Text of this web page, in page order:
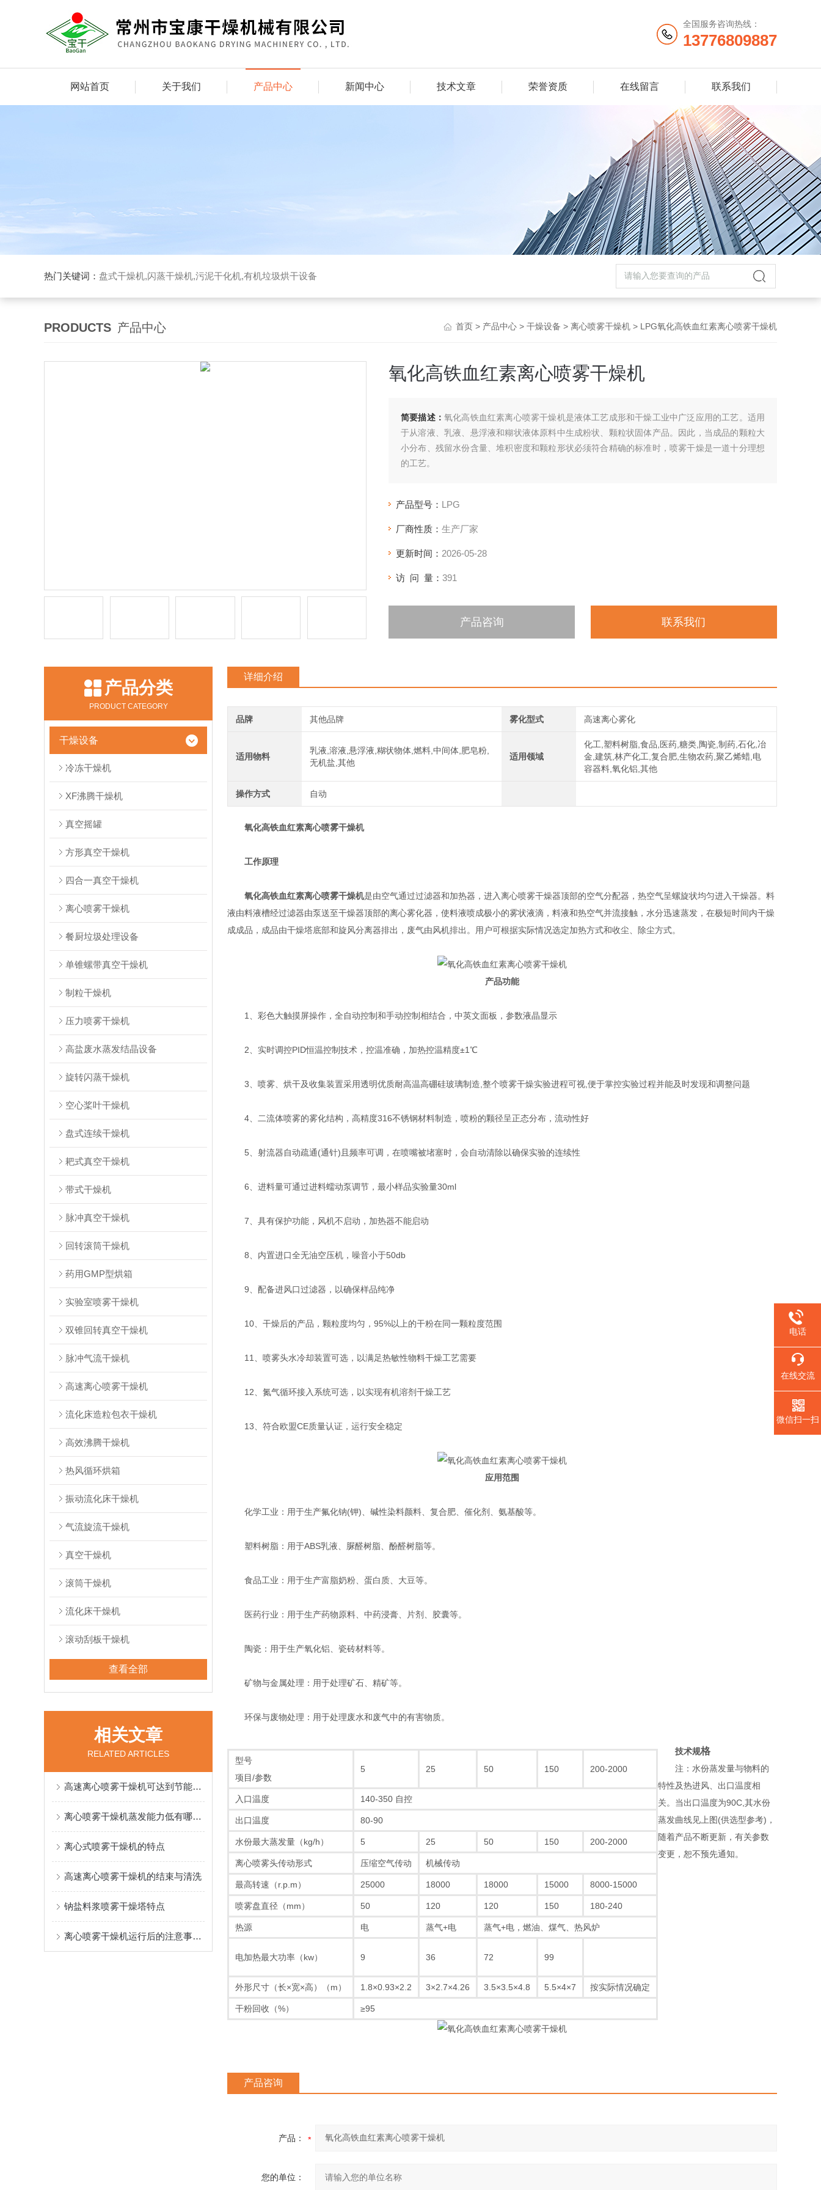
全国服务咨询热线：
13776809887
网站首页 关于我们 产品中心 新闻中心 技术文章 荣誉资质 在线留言 联系我们
热门关键词： 盘式干燥机,闪蒸干燥机,污泥干化机,有机垃圾烘干设备
PRODUCTS 产品中心 首页 > 产品中心 > 干燥设备 > 离心喷雾干燥机 > LPG氧化高铁血红素离心喷雾干燥机
氧化高铁血红素离心喷雾干燥机
简要描述： 氧化高铁血红素离心喷雾干燥机是液体工艺成形和干燥工业中广泛应用的工艺。适用
于从溶液、乳液、悬浮液和糊状液体原料中生成粉状、颗粒状固体产品。因此，当成品的颗粒大
小分布、残留水份含量、堆积密度和颗粒形状必须符合精确的标准时，喷雾干燥是一道十分理想
的工艺。
产品型号： LPG
厂商性质： 生产厂家
更新时间： 2026-05-28
访 问 量： 391
产品咨询 联系我们
产品分类
PRODUCT CATEGORY
干燥设备
冷冻干燥机
XF沸腾干燥机
真空摇罐
方形真空干燥机
四合一真空干燥机
离心喷雾干燥机
餐厨垃圾处理设备
单锥螺带真空干燥机
制粒干燥机
压力喷雾干燥机
高盐废水蒸发结晶设备
旋转闪蒸干燥机
空心桨叶干燥机
盘式连续干燥机
耙式真空干燥机
带式干燥机
脉冲真空干燥机
回转滚筒干燥机
药用GMP型烘箱
实验室喷雾干燥机
双锥回转真空干燥机
脉冲气流干燥机
高速离心喷雾干燥机
流化床造粒包衣干燥机
高效沸腾干燥机
热风循环烘箱
振动流化床干燥机
气流旋流干燥机
真空干燥机
滚筒干燥机
流化床干燥机
滚动刮板干燥机
查看全部
相关文章
RELATED ARTICLES
高速离心喷雾干燥机可达到节能减排的目的
离心喷雾干燥机蒸发能力低有哪些原因
离心式喷雾干燥机的特点
高速离心喷雾干燥机的结束与清洗
钠盐料浆喷雾干燥塔特点
离心喷雾干燥机运行后的注意事项及清洗方法
详细介绍
品牌 其他品牌 雾化型式 高速离心雾化
适用物料
乳液,溶液,悬浮液,糊状物体,燃料,中间体,肥皂粉,
无机盐,其他
适用领域
化工,塑料树脂,食品,医药,糖类,陶瓷,制药,石化,冶
金,建筑,林产化工,复合肥,生物农药,聚乙烯蜡,电
容器料,氧化铝,其他
操作方式 自动
氧化高铁血红素离心喷雾干燥机
工作原理
氧化高铁血红素离心喷雾干燥机是由空气通过过滤器和加热器，进入离心喷雾干燥器顶部的空气分配器，热空气呈螺旋状均匀进入干燥器。料
液由料液槽经过滤器由泵送至干燥器顶部的离心雾化器，使料液喷成极小的雾状液滴，料液和热空气并流接触，水分迅速蒸发，在极短时间内干燥
成成品，成品由干燥塔底部和旋风分离器排出，废气由风机排出。用户可根据实际情况选定加热方式和收尘、除尘方式。
产品功能
1、彩色大触摸屏操作，全自动控制和手动控制相结合，中英文面板，参数液晶显示
2、实时调控PID恒温控制技术，控温准确，加热控温精度±1℃
3、喷雾、烘干及收集装置采用透明优质耐高温高硼硅玻璃制造,整个喷雾干燥实验进程可视,便于掌控实验过程并能及时发现和调整问题
4、二流体喷雾的雾化结构，高精度316不锈钢材料制造，喷粉的颗径呈正态分布，流动性好
5、射流器自动疏通(通针)且频率可调，在喷嘴被堵塞时，会自动清除以确保实验的连续性
6、进料量可通过进料蠕动泵调节，最小样品实验量30ml
7、具有保护功能，风机不启动，加热器不能启动
8、内置进口全无油空压机，噪音小于50db
9、配备进风口过滤器，以确保样品纯净
10、干燥后的产品，颗粒度均匀，95%以上的干粉在同一颗粒度范围
11、喷雾头水冷却装置可选，以满足热敏性物料干燥工艺需要
12、氮气循环接入系统可选，以实现有机溶剂干燥工艺
13、符合欧盟CE质量认证，运行安全稳定
应用范围
‌化学工业‌：用于生产氟化钠(钾)、碱性染料颜料、复合肥、催化剂、氨基酸等‌。
‌塑料树脂‌：用于ABS乳液、脲醛树脂、酚醛树脂等‌。
‌食品工业‌：用于生产富脂奶粉、蛋白质、大豆等‌。
‌医药行业‌：用于生产药物原料、中药浸膏、片剂、胶囊等‌。
‌陶瓷‌：用于生产氧化铝、瓷砖材料等‌。
‌矿物与金属处理‌：用于处理矿石、精矿等‌。
‌环保与废物处理‌：用于处理废水和废气中的有害物质‌。
技术规格
型号
项目/参数
5 25 50 150 200-2000
入口温度 140-350 自控
出口温度 80-90
水份最大蒸发量（kg/h） 5 25 50 150 200-2000
离心喷雾头传动形式 压缩空气传动 机械传动
最高转速（r.p.m） 25000 18000 18000 15000 8000-15000
喷雾盘直径（mm） 50 120 120 150 180-240
热源 电 蒸气+电 蒸气+电，燃油、煤气、热风炉
电加热最大功率（kw） 9 36 72 99
外形尺寸（长×宽×高）（m） 1.8×0.93×2.2 3×2.7×4.26 3.5×3.5×4.8 5.5×4×7 按实际情况确定
干粉回收（%） ≥95
注：水份蒸发量与物料的
特性及热进风、出口温度相
关。当出口温度为90C,其水份
蒸发曲线见上图(供选型参考)，
随着产品不断更新，有关参数
变更，恕不预先通知。
产品咨询
产品：
您的单位：
电话
在线交流
微信扫一扫